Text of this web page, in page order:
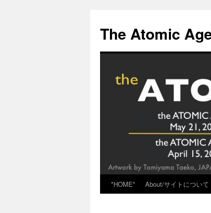
content
The Atomic
*HOME* About/サイトについて